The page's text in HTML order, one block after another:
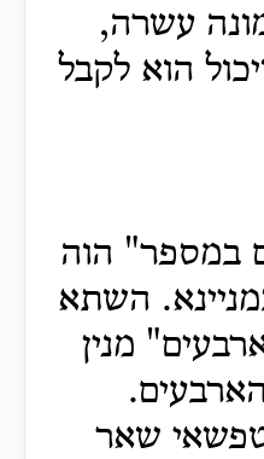
עשרה,
הוא לקבל
במספר" הוה
השתא
מנין
שאר